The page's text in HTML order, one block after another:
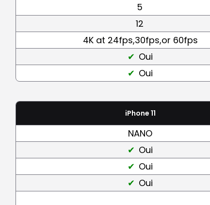
5
12
4K at 24fps,30fps,or 60fps
Oui
Oui
iPhone 11
NANO
Oui
Oui
Oui